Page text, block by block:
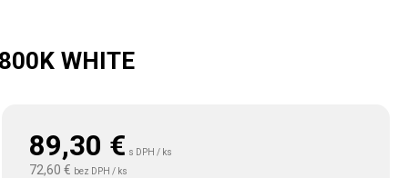
WHITE
89,30 € s DPH / ks
72,60 € bez DPH / ks